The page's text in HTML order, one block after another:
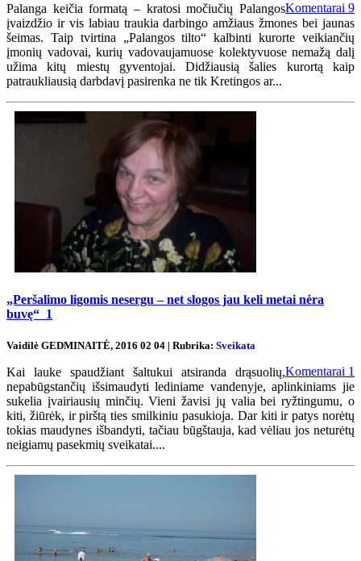
Komentarai 9
Palanga keičia formatą – kratosi močiučių Palangos
įvaizdžio ir vis labiau traukia darbingo amžiaus žmones bei jaunas
šeimas. Taip tvirtina „Palangos tilto“ kalbinti kurorte veikiančių
įmonių vadovai, kurių vadovaujamuose kolektyvuose nemažą dalį
užima kitų miestų gyventojai. Didžiausią šalies kurortą kaip
patraukliausią darbdavį pasirenka ne tik Kretingos ar...
„Peršalimo ligomis nesergu – net slogos jau keli metai nėra
buvę“ 1
Vaidilė GEDMINAITĖ, 2016 02 04 | Rubrika: Sveikata
Komentarai 1
Kai lauke spaudžiant šaltukui atsiranda drąsuolių,
nepabūgstančių išsimaudyti lediniame vandenyje, aplinkiniams jie
sukelia įvairiausių minčių. Vieni žavisi jų valia bei ryžtingumu, o
kiti, žiūrėk, ir pirštą ties smilkiniu pasukioja. Dar kiti ir patys norėtų
tokias maudynes išbandyti, tačiau būgštauja, kad vėliau jos neturėtų
neigiamų pasekmių sveikatai....